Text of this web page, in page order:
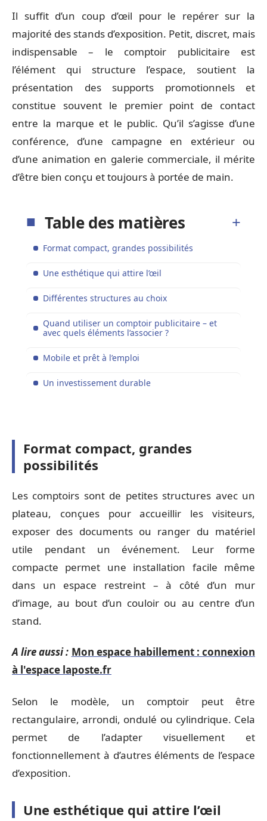
Il suffit d’un coup d’œil pour le repérer sur la
majorité des stands d’exposition. Petit, discret, mais
indispensable – le comptoir publicitaire est
l’élément qui structure l’espace, soutient la
présentation des supports promotionnels et
constitue souvent le premier point de contact
entre la marque et le public. Qu’il s’agisse d’une
conférence, d’une campagne en extérieur ou
d’une animation en galerie commerciale, il mérite
d’être bien conçu et toujours à portée de main.
Table des matières
Format compact, grandes possibilités
Une esthétique qui attire l’œil
Différentes structures au choix
Quand utiliser un comptoir publicitaire – et
avec quels éléments l’associer ?
Mobile et prêt à l’emploi
Un investissement durable
Format compact, grandes
possibilités
Les comptoirs sont de petites structures avec un
plateau, conçues pour accueillir les visiteurs,
exposer des documents ou ranger du matériel
utile pendant un événement. Leur forme
compacte permet une installation facile même
dans un espace restreint – à côté d’un mur
d’image, au bout d’un couloir ou au centre d’un
stand.
A lire aussi : Mon espace habillement : connexion
à l'espace laposte.fr
Selon le modèle, un comptoir peut être
rectangulaire, arrondi, ondulé ou cylindrique. Cela
permet de l’adapter visuellement et
fonctionnellement à d’autres éléments de l’espace
d’exposition.
Une esthétique qui attire l’œil